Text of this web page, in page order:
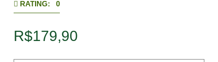
RATING: 0
R$179,90